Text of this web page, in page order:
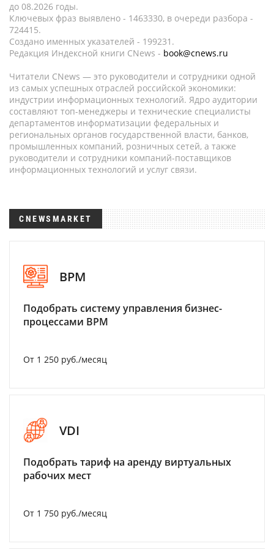
до 08.2026 годы.
Ключевых фраз выявлено - 1463330, в очереди разбора -
724415.
Создано именных указателей - 199231.
Редакция Индексной книги CNews - book@cnews.ru
Читатели CNews — это руководители и сотрудники одной
из самых успешных отраслей российской экономики:
индустрии информационных технологий. Ядро аудитории
составляют топ-менеджеры и технические специалисты
департаментов информатизации федеральных и
региональных органов государственной власти, банков,
промышленных компаний, розничных сетей, а также
руководители и сотрудники компаний-поставщиков
информационных технологий и услуг связи.
CNEWSMARKET
BPM
Подобрать систему управления бизнес-
процессами BPM
От 1 250 руб./месяц
VDI
Подобрать тариф на аренду виртуальных
рабочих мест
От 1 750 руб./месяц